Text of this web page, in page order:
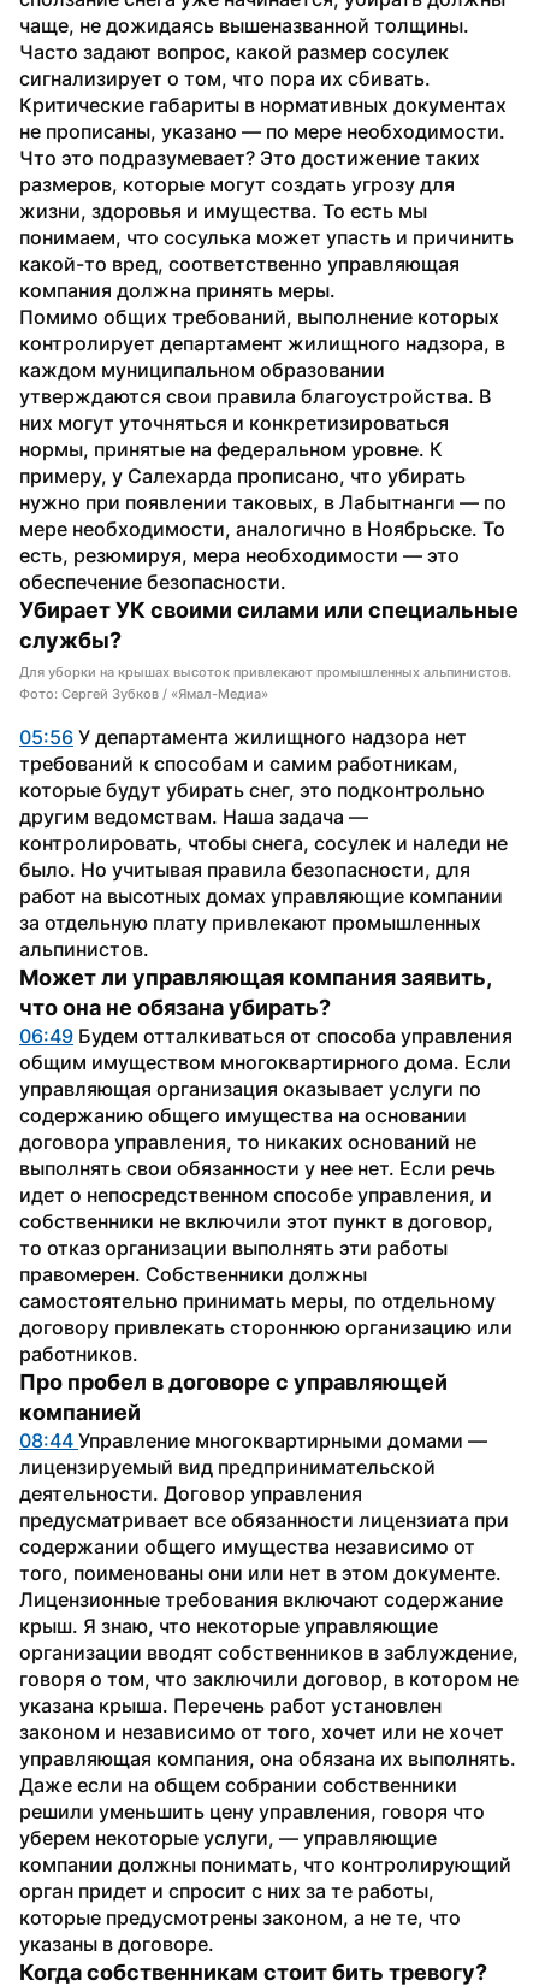
чаще, не дожидаясь вышеназванной толщины.
Часто задают вопрос, какой размер сосулек
сигнализирует о том, что пора их сбивать.
Критические габариты в нормативных документах
не прописаны, указано — по мере необходимости.
Что это подразумевает? Это достижение таких
размеров, которые могут создать угрозу для
жизни, здоровья и имущества. То есть мы
понимаем, что сосулька может упасть и причинить
какой-то вред, соответственно управляющая
компания должна принять меры.
Помимо общих требований, выполнение которых
контролирует департамент жилищного надзора, в
каждом муниципальном образовании
утверждаются свои правила благоустройства. В
них могут уточняться и конкретизироваться
нормы, принятые на федеральном уровне. К
примеру, у Салехарда прописано, что убирать
нужно при появлении таковых, в Лабытнанги — по
мере необходимости, аналогично в Ноябрьске. То
есть, резюмируя, мера необходимости — это
обеспечение безопасности.
Убирает УК своими силами или специальные
службы?
Для уборки на крышах высоток привлекают промышленных альпинистов.
Фото: Сергей Зубков / «Ямал-Медиа»
05:56 У департамента жилищного надзора нет
требований к способам и самим работникам,
которые будут убирать снег, это подконтрольно
другим ведомствам. Наша задача —
контролировать, чтобы снега, сосулек и наледи не
было. Но учитывая правила безопасности, для
работ на высотных домах управляющие компании
за отдельную плату привлекают промышленных
альпинистов.
Может ли управляющая компания заявить,
что она не обязана убирать?
06:49 Будем отталкиваться от способа управления
общим имуществом многоквартирного дома. Если
управляющая организация оказывает услуги по
содержанию общего имущества на основании
договора управления, то никаких оснований не
выполнять свои обязанности у нее нет. Если речь
идет о непосредственном способе управления, и
собственники не включили этот пункт в договор,
то отказ организации выполнять эти работы
правомерен. Собственники должны
самостоятельно принимать меры, по отдельному
договору привлекать стороннюю организацию или
работников.
Про пробел в договоре с управляющей
компанией
08:44 Управление многоквартирными домами —
лицензируемый вид предпринимательской
деятельности. Договор управления
предусматривает все обязанности лицензиата при
содержании общего имущества независимо от
того, поименованы они или нет в этом документе.
Лицензионные требования включают содержание
крыш. Я знаю, что некоторые управляющие
организации вводят собственников в заблуждение,
говоря о том, что заключили договор, в котором не
указана крыша. Перечень работ установлен
законом и независимо от того, хочет или не хочет
управляющая компания, она обязана их выполнять.
Даже если на общем собрании собственники
решили уменьшить цену управления, говоря что
уберем некоторые услуги, — управляющие
компании должны понимать, что контролирующий
орган придет и спросит с них за те работы,
которые предусмотрены законом, а не те, что
указаны в договоре.
Когда собственникам стоит бить тревогу?